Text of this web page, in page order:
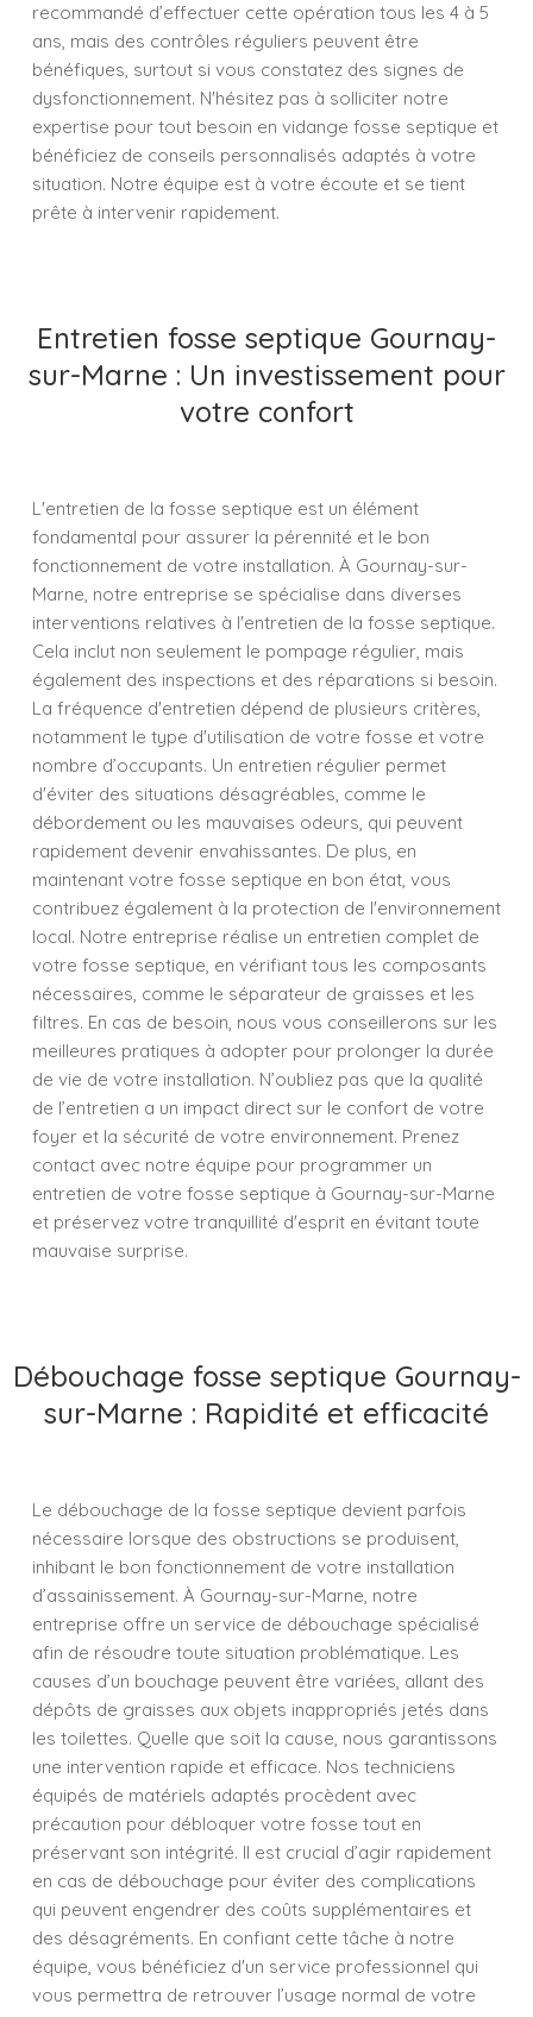
recommandé d’effectuer cette opération tous les 4 à 5
ans, mais des contrôles réguliers peuvent être
bénéfiques, surtout si vous constatez des signes de
dysfonctionnement. N'hésitez pas à solliciter notre
expertise pour tout besoin en vidange fosse septique et
bénéficiez de conseils personnalisés adaptés à votre
situation. Notre équipe est à votre écoute et se tient
prête à intervenir rapidement.
Entretien fosse septique Gournay-
sur-Marne : Un investissement pour
votre confort
L'entretien de la fosse septique est un élément
fondamental pour assurer la pérennité et le bon
fonctionnement de votre installation. À Gournay-sur-
Marne, notre entreprise se spécialise dans diverses
interventions relatives à l'entretien de la fosse septique.
Cela inclut non seulement le pompage régulier, mais
également des inspections et des réparations si besoin.
La fréquence d'entretien dépend de plusieurs critères,
notamment le type d'utilisation de votre fosse et votre
nombre d’occupants. Un entretien régulier permet
d'éviter des situations désagréables, comme le
débordement ou les mauvaises odeurs, qui peuvent
rapidement devenir envahissantes. De plus, en
maintenant votre fosse septique en bon état, vous
contribuez également à la protection de l'environnement
local. Notre entreprise réalise un entretien complet de
votre fosse septique, en vérifiant tous les composants
nécessaires, comme le séparateur de graisses et les
filtres. En cas de besoin, nous vous conseillerons sur les
meilleures pratiques à adopter pour prolonger la durée
de vie de votre installation. N’oubliez pas que la qualité
de l’entretien a un impact direct sur le confort de votre
foyer et la sécurité de votre environnement. Prenez
contact avec notre équipe pour programmer un
entretien de votre fosse septique à Gournay-sur-Marne
et préservez votre tranquillité d'esprit en évitant toute
mauvaise surprise.
Débouchage fosse septique Gournay-
sur-Marne : Rapidité et efficacité
Le débouchage de la fosse septique devient parfois
nécessaire lorsque des obstructions se produisent,
inhibant le bon fonctionnement de votre installation
d’assainissement. À Gournay-sur-Marne, notre
entreprise offre un service de débouchage spécialisé
afin de résoudre toute situation problématique. Les
causes d’un bouchage peuvent être variées, allant des
dépôts de graisses aux objets inappropriés jetés dans
les toilettes. Quelle que soit la cause, nous garantissons
une intervention rapide et efficace. Nos techniciens
équipés de matériels adaptés procèdent avec
précaution pour débloquer votre fosse tout en
préservant son intégrité. Il est crucial d’agir rapidement
en cas de débouchage pour éviter des complications
qui peuvent engendrer des coûts supplémentaires et
des désagréments. En confiant cette tâche à notre
équipe, vous bénéficiez d'un service professionnel qui
vous permettra de retrouver l’usage normal de votre